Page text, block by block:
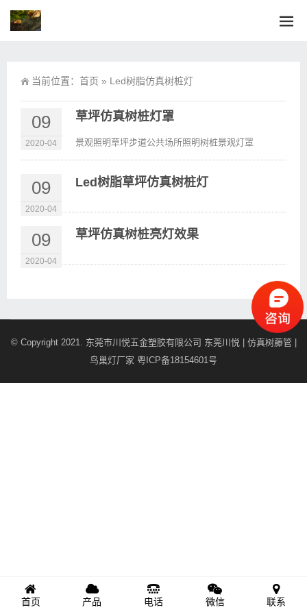
当前位置： 首页 » Led树脂仿真树桩灯
09
2020-04
草坪仿真树桩灯罩
景观照明草坪步道公共场所照明树桩景观灯罩
09
2020-04
Led树脂草坪仿真树桩灯
09
2020-04
草坪仿真树桩亮灯效果
© Copyright 2021. 东莞市川悦五金塑胶有限公司 东莞川悦 | 仿真树藤管 |
鸟巢灯厂家 粤ICP备18154601号
首页 产品 电话 微信 联系